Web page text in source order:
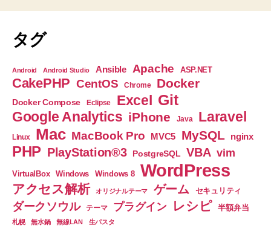
タグ
Android Android Studio Ansible Apache ASP.NET
CakePHP CentOS Chrome Docker
Docker Compose Eclipse Excel Git
Google Analytics iPhone Java Laravel
Linux Mac MacBook Pro MVC5 MySQL nginx
PHP PlayStation®3 PostgreSQL VBA vim
VirtualBox Windows Windows 8 WordPress
アクセス解析 オリジナルテーマ ゲーム セキュリティ
ダークソウル テーマ プラグイン レシピ 半額弁当
札幌 無水鍋 無線LAN 生パスタ